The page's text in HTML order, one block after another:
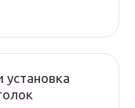
установка